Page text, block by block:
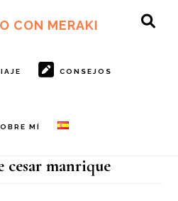
CON MERAKI
CONSEJOS
MÍ
cesar manrique